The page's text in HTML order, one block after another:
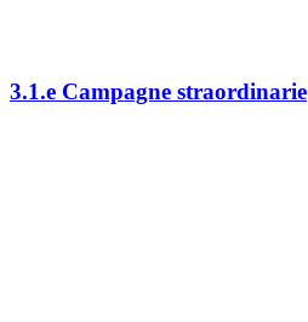
3.1.e Campagne straordinarie